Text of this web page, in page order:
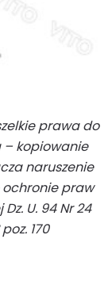
prawa do
– kopiowanie
naruszenie
praw
U. 94 Nr 24
170